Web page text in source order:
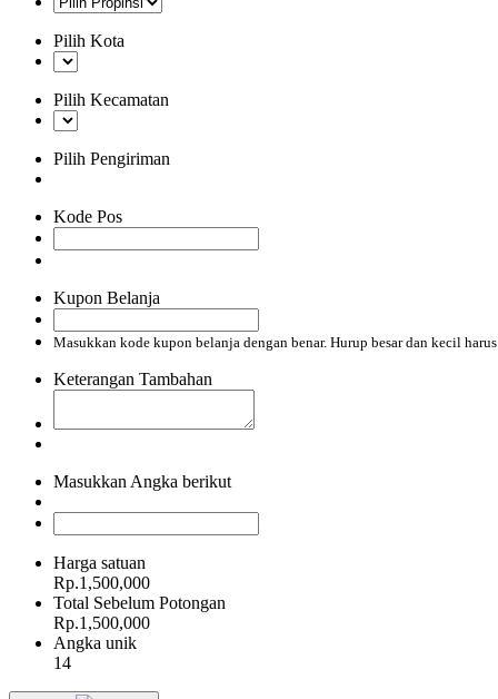
Pilih Kota
Pilih Kecamatan
Pilih Pengiriman
Kode Pos
Kupon Belanja
Masukkan kode kupon belanja dengan benar. Hurup besar dan kecil harus
Keterangan Tambahan
Masukkan Angka berikut
Harga satuan
Rp.1,500,000
Total Sebelum Potongan
Rp.1,500,000
Angka unik
14